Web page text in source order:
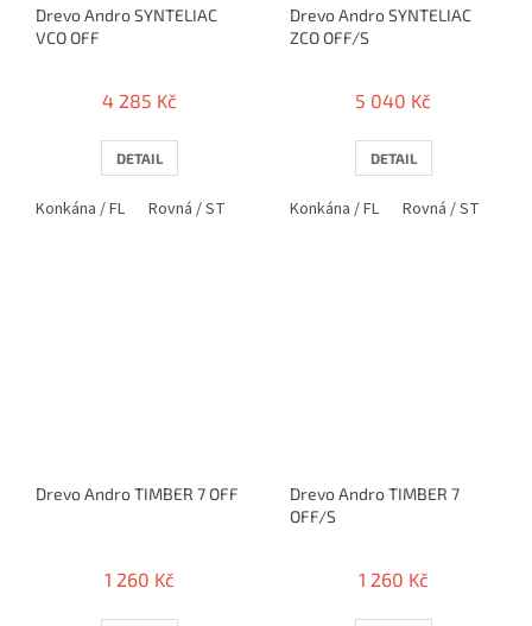
Drevo Andro SYNTELIAC
VCO OFF
4 285 Kč
DETAIL
Konkána / FL Rovná / ST
Drevo Andro SYNTELIAC
ZCO OFF/S
5 040 Kč
DETAIL
Konkána / FL Rovná / ST
Drevo Andro TIMBER 7 OFF
1 260 Kč
Drevo Andro TIMBER 7
OFF/S
1 260 Kč